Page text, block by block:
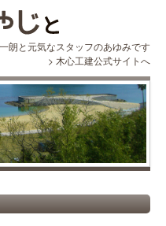
と元気なスタッフのあゆみです
> 木心工建公式サイトへ